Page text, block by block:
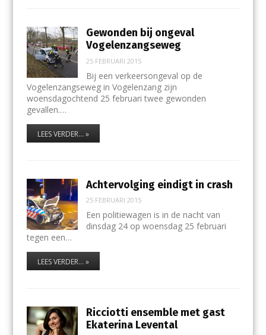
Gewonden bij ongeval
Vogelenzangseweg
25 FEBRUARI 2015
Bij een verkeersongeval op de
Vogelenzangseweg in Vogelenzang zijn
woensdagochtend 25 februari twee gewonden
gevallen.…
LEES VERDER... »
Achtervolging eindigt in crash
25 FEBRUARI 2015
Een politiewagen is in de nacht van
dinsdag 24 op woensdag 25 februari
tegen een…
LEES VERDER... »
Ricciotti ensemble met gast
Ekaterina Levental